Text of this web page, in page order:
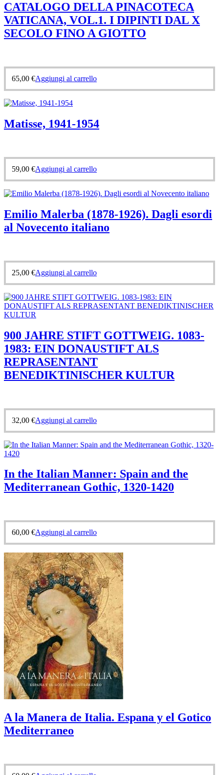
CATALOGO DELLA PINACOTECA
VATICANA, VOL.1. I DIPINTI DAL X
SECOLO FINO A GIOTTO
65,00 €Aggiungi al carrello
Matisse, 1941-1954
59,00 €Aggiungi al carrello
Emilio Malerba (1878-1926). Dagli esordi
al Novecento italiano
25,00 €Aggiungi al carrello
900 JAHRE STIFT GOTTWEIG. 1083-
1983: EIN DONAUSTIFT ALS
REPRASENTANT
BENEDIKTINISCHER KULTUR
32,00 €Aggiungi al carrello
In the Italian Manner: Spain and the
Mediterranean Gothic, 1320-1420
60,00 €Aggiungi al carrello
A la Manera de Italia. Espana y el Gotico
Mediterraneo